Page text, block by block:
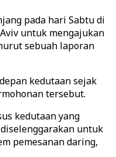
pada hari Sabtu di
untuk mengajukan
sebuah laporan
kedutaan sejak
tersebut.
kedutaan yang
untuk
pemesanan daring,